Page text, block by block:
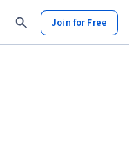
Join for Free